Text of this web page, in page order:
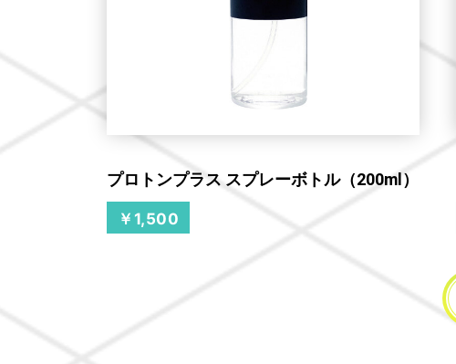
プロトンプラス スプレーボトル（200ml）
￥1,500